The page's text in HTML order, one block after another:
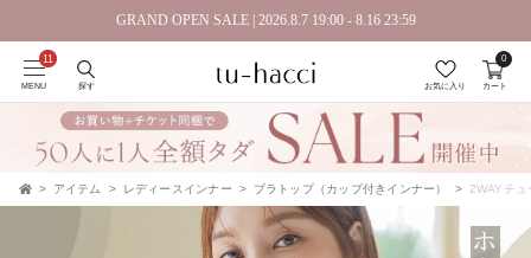
GRAND OPEN SALE | 2026.8.7 19:00 - 8.16 23:59
会員登録で今すぐ使えるポイントプレゼント！
MENU 探す お気に入り カート
0
アイテム レディースインナー ブラトップ（カップ付きインナー） 2WAYチ